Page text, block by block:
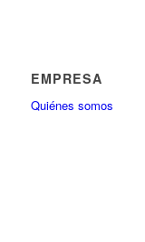
EMPRESA
Quiénes somos